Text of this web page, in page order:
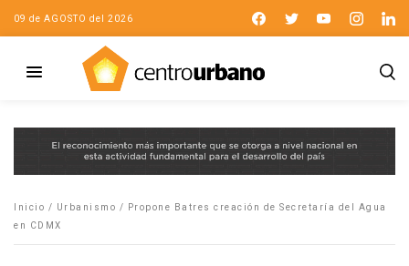
09 de AGOSTO del 2026
Inicio / Urbanismo /
Propone Batres creación de Secretaría del Agua
en CDMX